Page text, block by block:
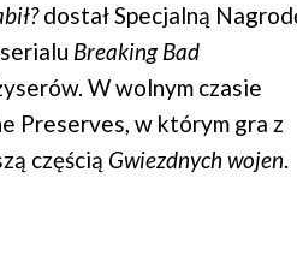
dostał Specjalną
Breaking Bad
W wolnym czasie
Preserves, w którym gra z
częścią Gwiezdnych wojen.